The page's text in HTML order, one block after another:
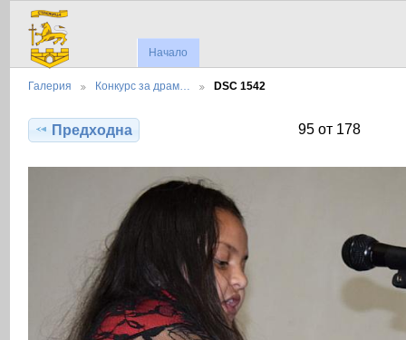
Начало
Галерия Конкурс за драм… DSC 1542
Предходна 95 от 178